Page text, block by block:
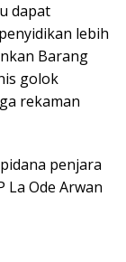
dapat
lebih
Barang
golok
rekaman
penjara
La Ode Arwan